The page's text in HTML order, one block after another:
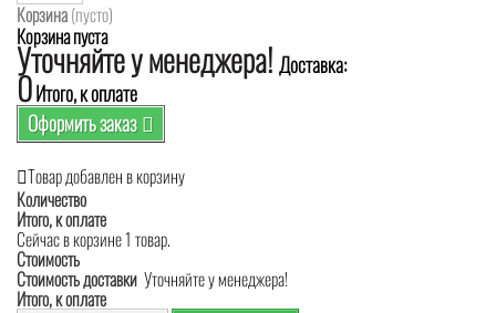
Корзина(пусто)
Корзина пуста
Уточняйте у менеджера! Доставка:
0Итого, к оплате
Оформить заказ
Товар добавлен в корзину
Количество
Итого, к оплате
Сейчас в корзине 1 товар.
Стоимость
Стоимость доставки Уточняйте у менеджера!
Итого, к оплате